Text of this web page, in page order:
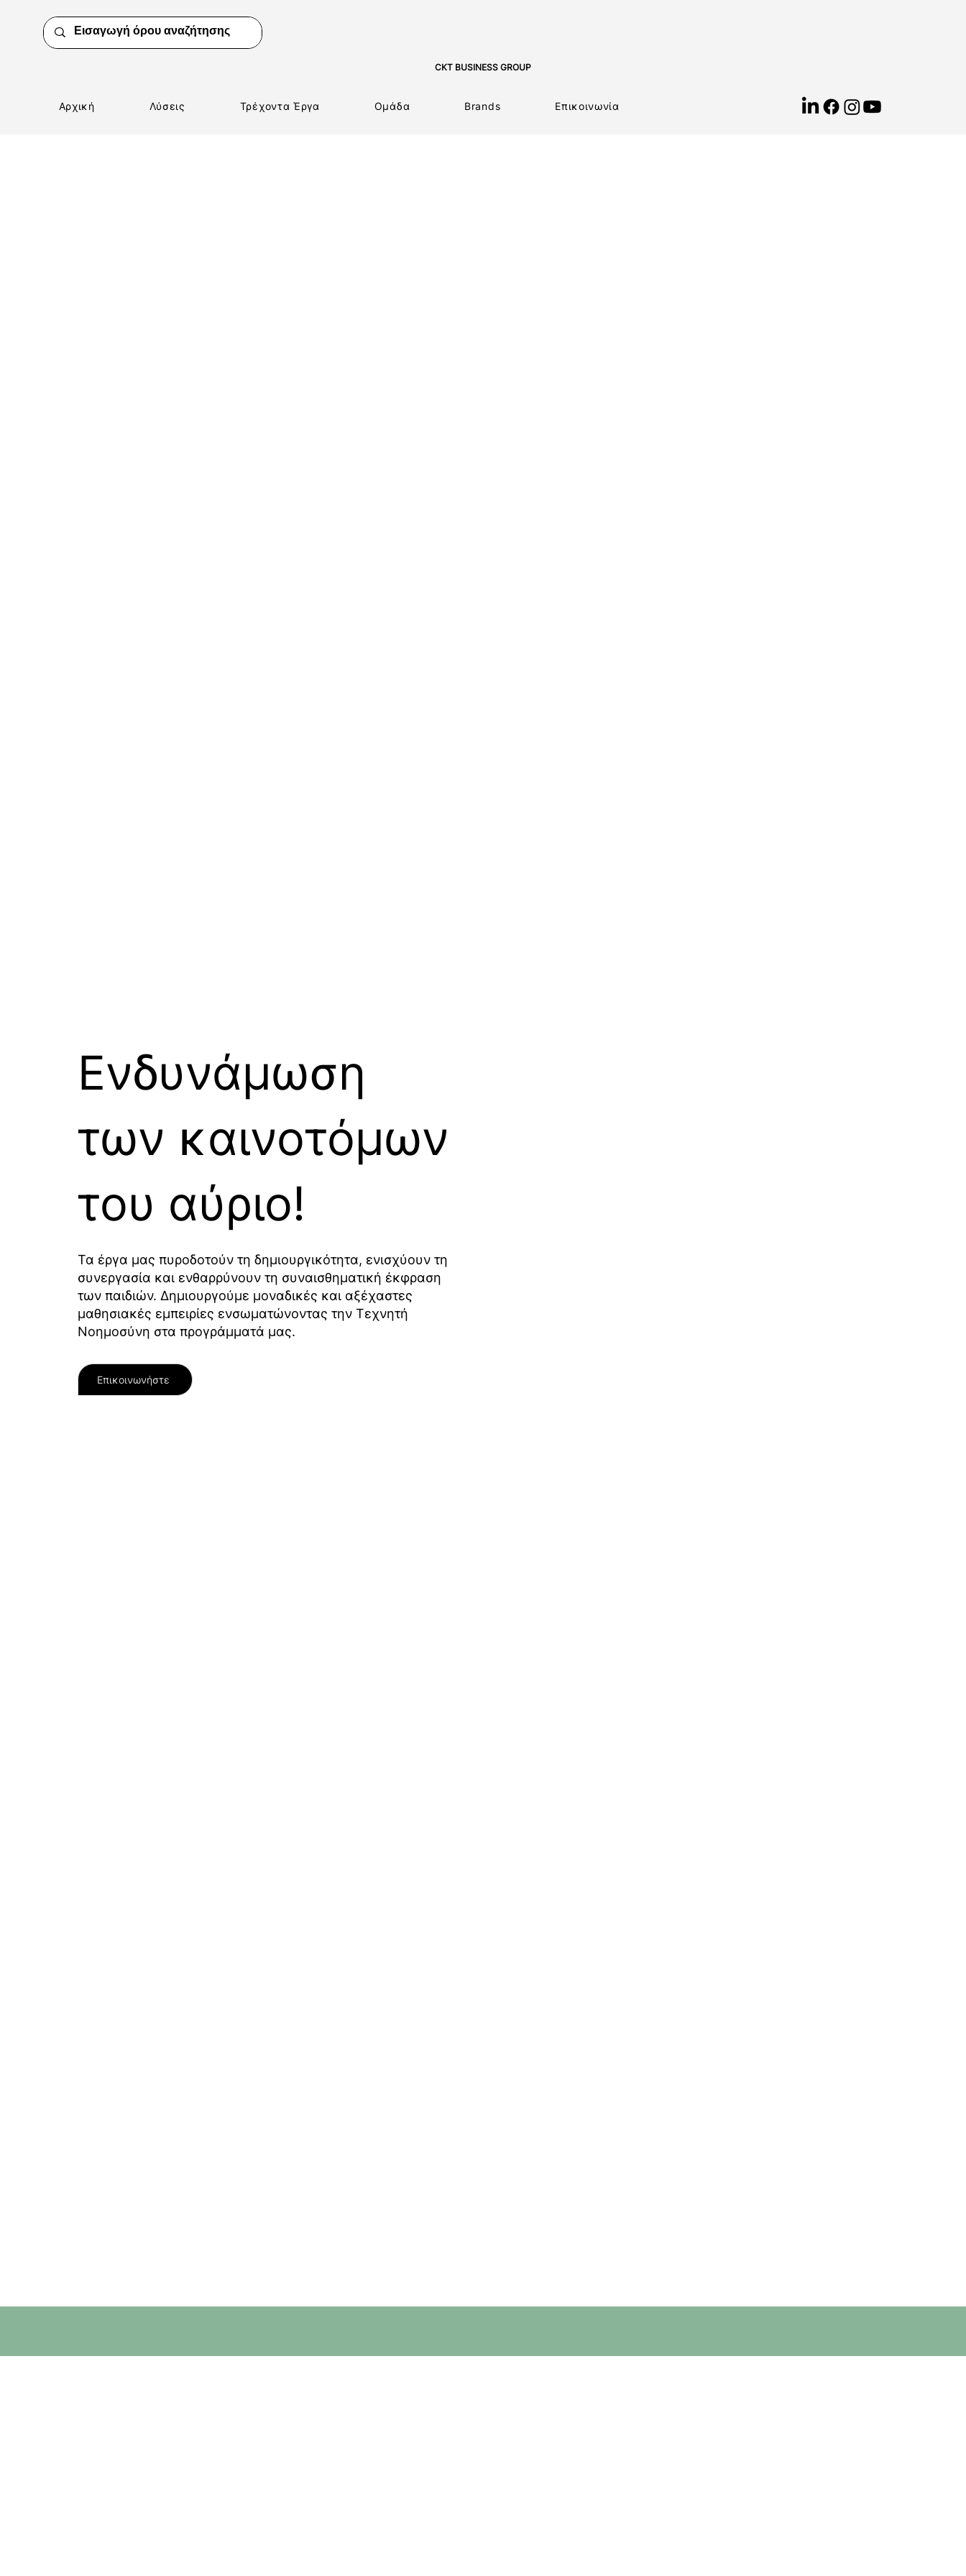
Αρχική Λύσεις Τρέχοντα Έργα Ομάδα Brands Επικοινωνία
CKT BUSINESS GROUP
Ενδυνάμωση
των καινοτόμων
του αύριο!
Τα έργα μας πυροδοτούν τη δημιουργικότητα, ενισχύουν τη
συνεργασία και ενθαρρύνουν τη συναισθηματική έκφραση
των παιδιών. Δημιουργούμε μοναδικές και αξέχαστες
μαθησιακές εμπειρίες ενσωματώνοντας την Τεχνητή
Νοημοσύνη στα προγράμματά μας.
Επικοινωνήστε